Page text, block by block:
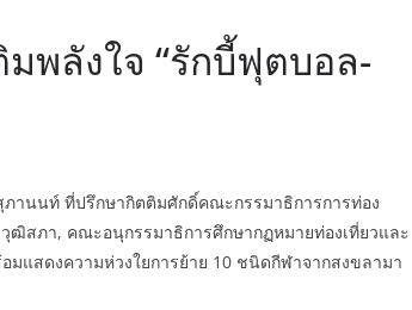
พลังใจ “รักบี้ฟุตบอล-
านนท์ ที่ปรึกษากิตติมศักดิ์คณะกรรมาธิการการท่อง
สภา, คณะอนุกรรมาธิการศึกษากฏหมายท่องเที่ยวและ
แสดงความห่วงใยการย้าย 10 ชนิดกีฬาจากสงขลามา